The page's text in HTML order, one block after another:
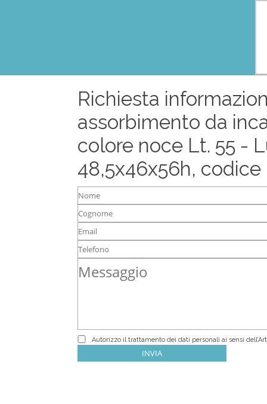
Richiesta
assorbimento da
colore noce Lt. 55 -
48,5x46x56h, codice
Autorizzo il trattamento dei dati personali ai sensi